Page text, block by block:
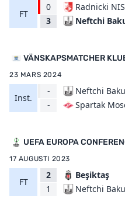
FT
0
3
Radnicki NIS
Neftchi
VÄNSKAPSMATCHER
23 MARS 2024
Inst.
-
-
Neftchi Baku
Spartak
UEFA EUROPA
17 AUGUSTI 2023
FT
2
1
Beşiktaş
Neftchi Baku